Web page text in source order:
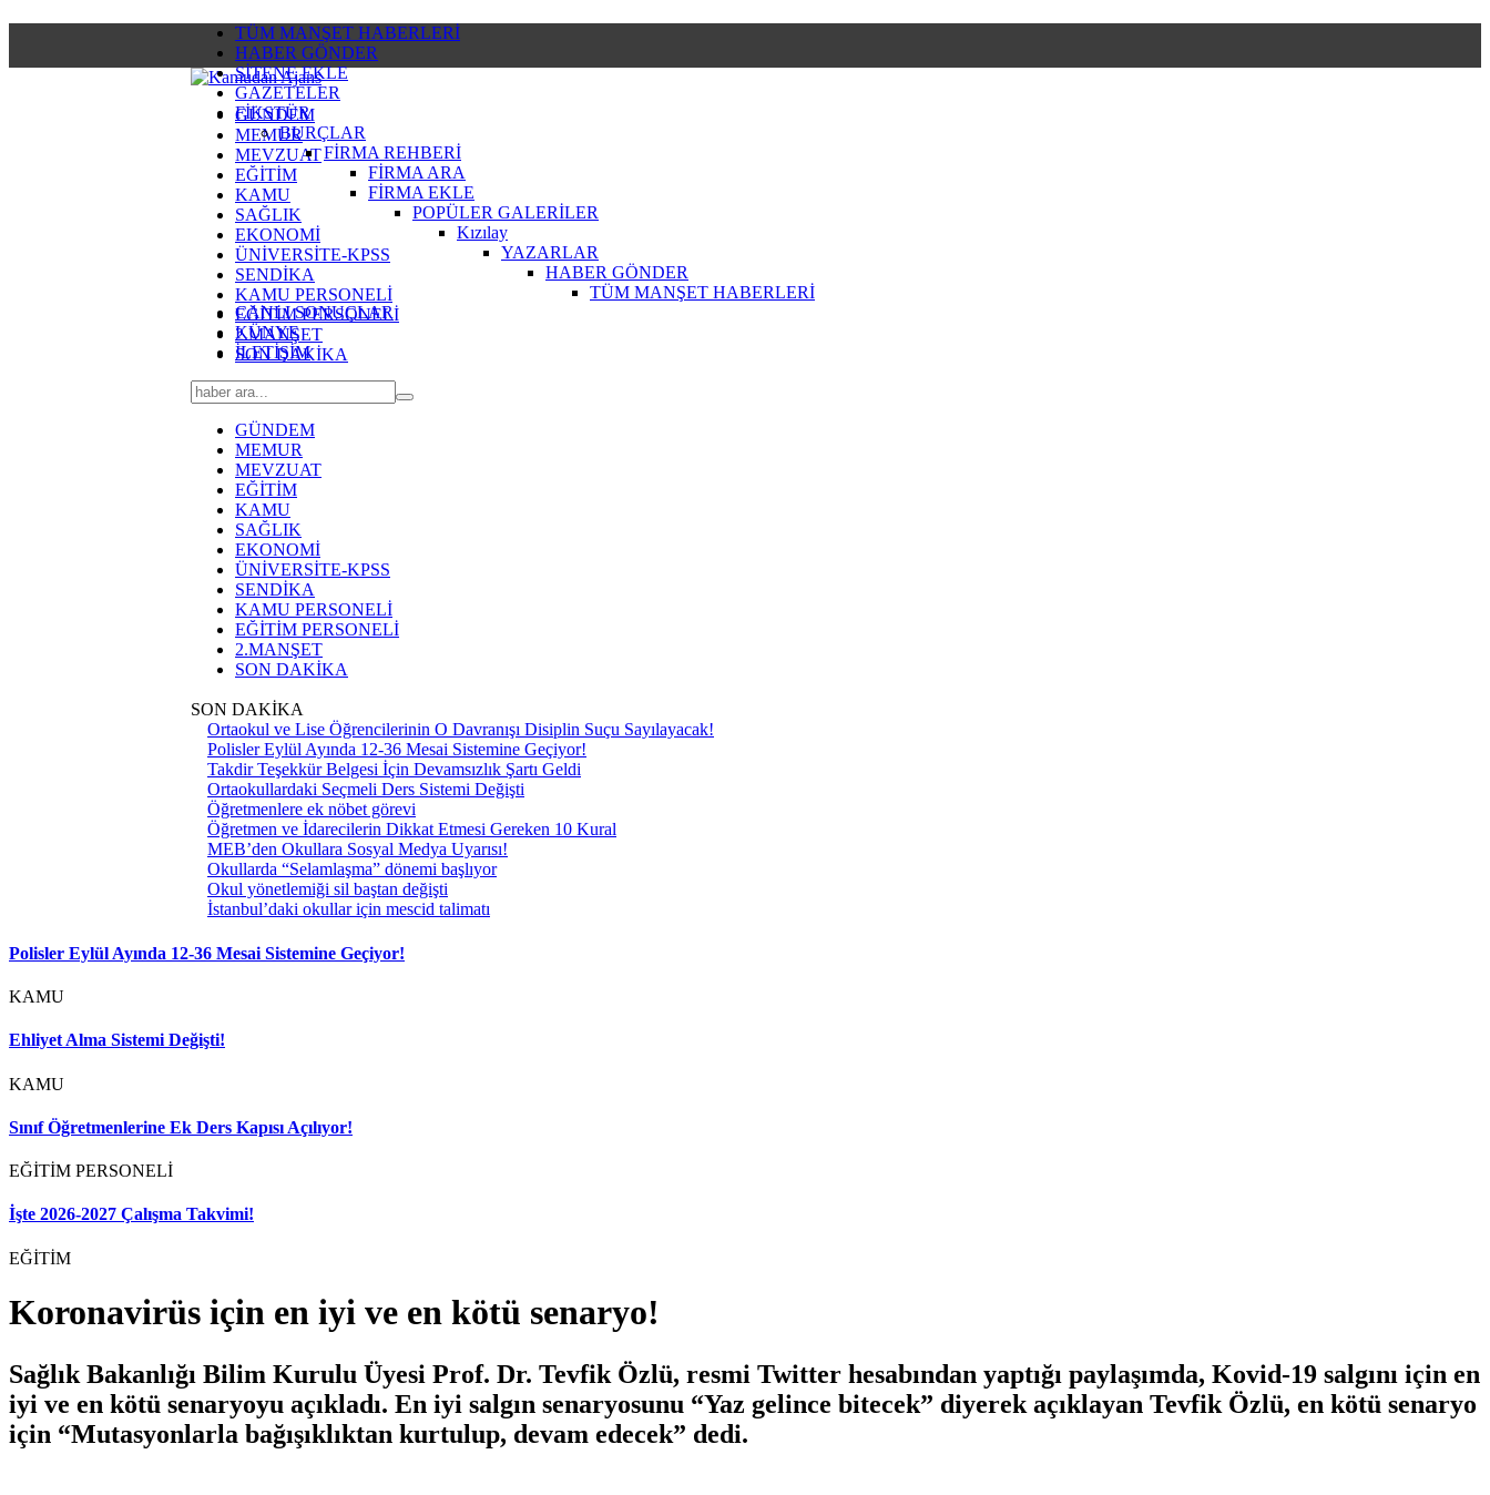
TÜM MANŞET HABERLERİ
HABER GÖNDER
SİTENE EKLE
GAZETELER
FİKSTÜR
BURÇLAR
FİRMA REHBERİ
FİRMA ARA
FİRMA EKLE
POPÜLER GALERİLER
Kızılay
YAZARLAR
HABER GÖNDER
TÜM MANŞET HABERLERİ
CANLI SONUÇLAR
KÜNYE
İLETİŞİM
GÜNDEM
MEMUR
MEVZUAT
EĞİTİM
KAMU
SAĞLIK
EKONOMİ
ÜNİVERSİTE-KPSS
SENDİKA
KAMU PERSONELİ
EĞİTİM PERSONELİ
2.MANŞET
SON DAKİKA
GÜNDEM
MEMUR
MEVZUAT
EĞİTİM
KAMU
SAĞLIK
EKONOMİ
ÜNİVERSİTE-KPSS
SENDİKA
KAMU PERSONELİ
EĞİTİM PERSONELİ
2.MANŞET
SON DAKİKA
SON DAKİKA
Ortaokul ve Lise Öğrencilerinin O Davranışı Disiplin Suçu Sayılayacak!
Polisler Eylül Ayında 12-36 Mesai Sistemine Geçiyor!
Takdir Teşekkür Belgesi İçin Devamsızlık Şartı Geldi
Ortaokullardaki Seçmeli Ders Sistemi Değişti
Öğretmenlere ek nöbet görevi
Öğretmen ve İdarecilerin Dikkat Etmesi Gereken 10 Kural
MEB’den Okullara Sosyal Medya Uyarısı!
Okullarda “Selamlaşma” dönemi başlıyor
Okul yönetlemiği sil baştan değişti
İstanbul’daki okullar için mescid talimatı
Polisler Eylül Ayında 12-36 Mesai Sistemine Geçiyor!
KAMU
Ehliyet Alma Sistemi Değişti!
KAMU
Sınıf Öğretmenlerine Ek Ders Kapısı Açılıyor!
EĞİTİM PERSONELİ
İşte 2026-2027 Çalışma Takvimi!
EĞİTİM
Koronavirüs için en iyi ve en kötü senaryo!
Sağlık Bakanlığı Bilim Kurulu Üyesi Prof. Dr. Tevfik Özlü, resmi Twitter hesabından yaptığı paylaşımda, Kovid-19 salgını için en
iyi ve en kötü senaryoyu açıkladı. En iyi salgın senaryosunu “Yaz gelince bitecek” diyerek açıklayan Tevfik Özlü, en kötü senaryo
için “Mutasyonlarla bağışıklıktan kurtulup, devam edecek” dedi.